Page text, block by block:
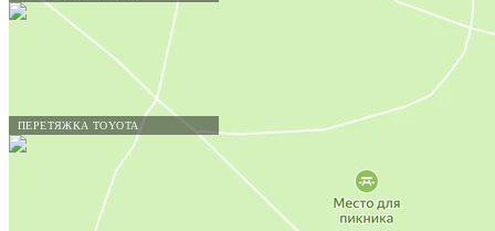
ПЕРЕТЯЖКА TOYOTA